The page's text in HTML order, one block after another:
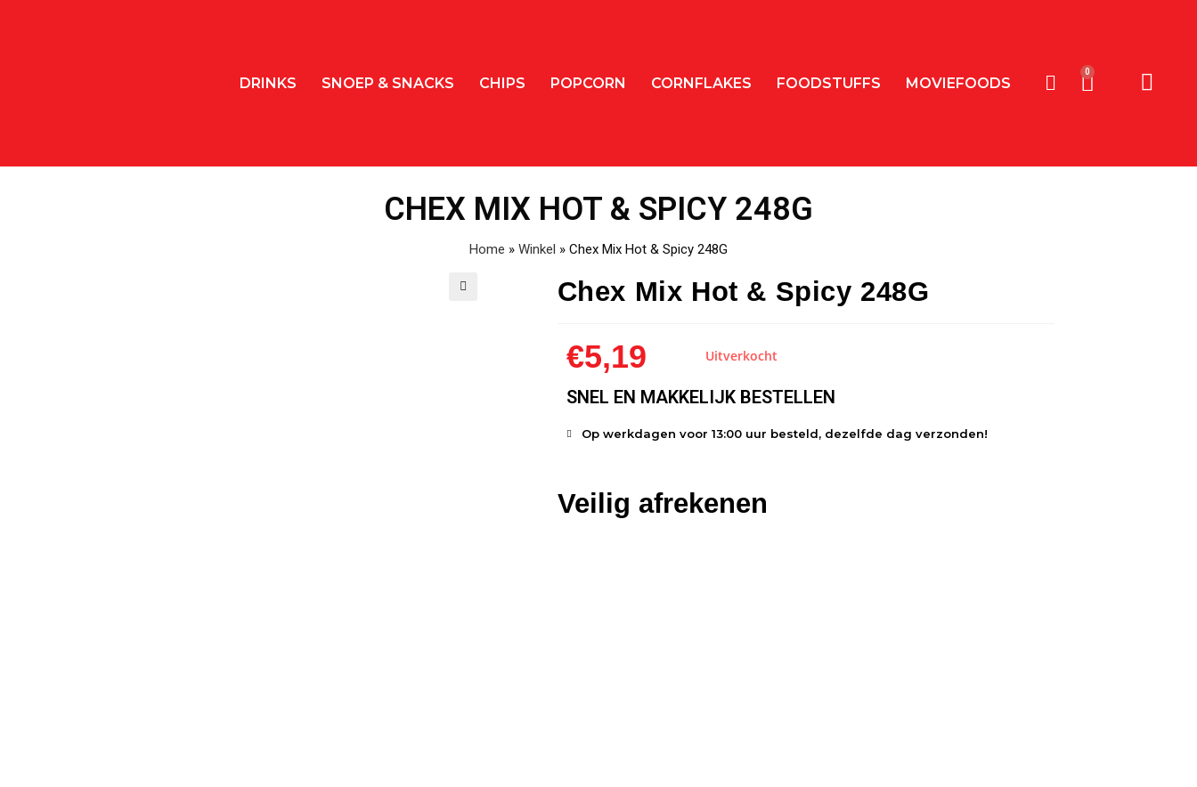
DRINKS SNOEP & SNACKS CHIPS POPCORN CORNFLAKES FOODSTUFFS MOVIEFOODS
CHEX MIX HOT & SPICY 248G
Home » Winkel » Chex Mix Hot & Spicy 248G
Chex Mix Hot & Spicy 248G
€5,19 Uitverkocht
SNEL EN MAKKELIJK BESTELLEN
Op werkdagen voor 13:00 uur besteld, dezelfde dag verzonden!
Veilig afrekenen